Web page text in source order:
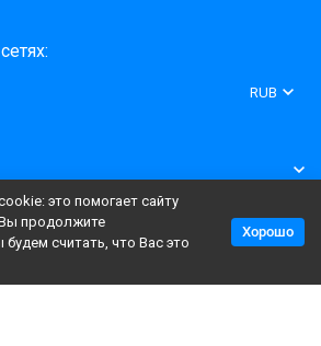
RUB
данных Карта сайта
это помогает сайту
продолжите
считать, что Вас это
Хорошо